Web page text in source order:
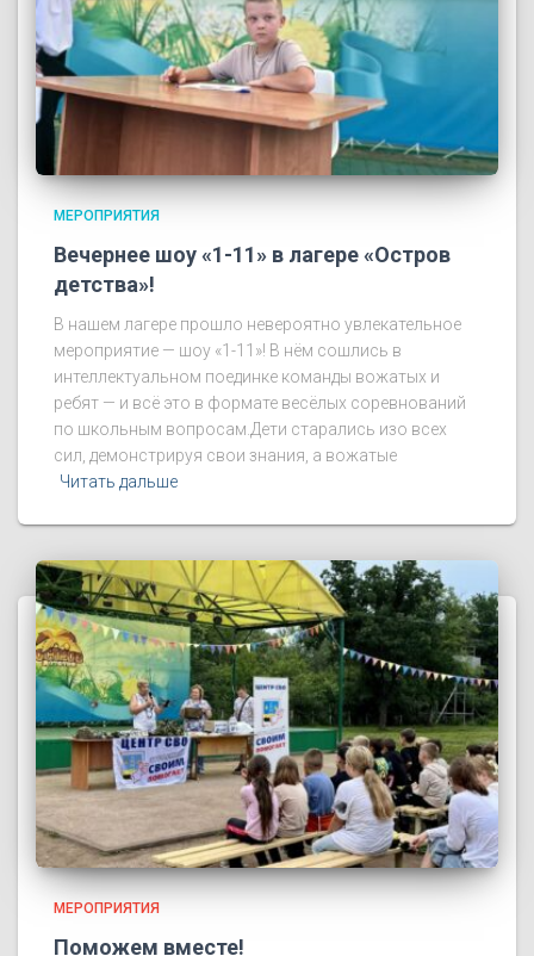
МЕРОПРИЯТИЯ
Вечернее шоу «1-11» в лагере «Остров
детства»!
В нашем лагере прошло невероятно увлекательное
мероприятие — шоу «1-11»! В нём сошлись в
интеллектуальном поединке команды вожатых и
ребят — и всё это в формате весёлых соревнований
по школьным вопросам.Дети старались изо всех
сил, демонстрируя свои знания, а вожатые
Читать дальше
МЕРОПРИЯТИЯ
Поможем вместе!